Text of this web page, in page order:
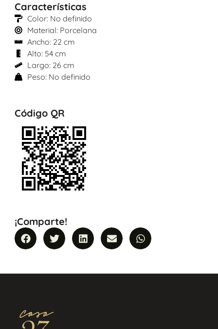
Características
Color: No definido
Material: Porcelana
Ancho: 22 cm
Alto: 54 cm
Largo: 26 cm
Peso: No definido
Código QR
¡Comparte!